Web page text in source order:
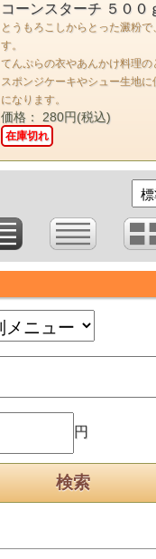
コーンスターチ ５００
とうもろこしからとった澱粉
す。
てんぷらの衣やあんかけ料理の
スポンジケーキやシュー生地に
になります。
価格： 280円(税込)
在庫切れ
円